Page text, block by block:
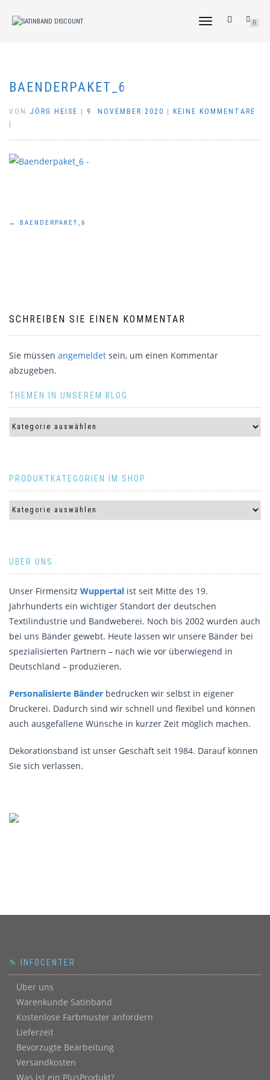
NAVIGATION
0
BAENDERPAKET_6
VON JÖRG HEISE 9. NOVEMBER 2020
KEINE KOMMENTARE
Beitragsnavigation
← BAENDERPAKET_6
SCHREIBEN SIE EINEN KOMMENTAR
Sie müssen angemeldet sein, um einen Kommentar
abzugeben.
THEMEN IN UNSEREM BLOG
PRODUKTKATEGORIEN IM SHOP
ÜBER UNS
Unser Firmensitz Wuppertal ist seit Mitte des 19.
Jahrhunderts ein wichtiger Standort der deutschen
Textilindustrie und Bandweberei. Noch bis 2002 wurden auch
bei uns Bänder gewebt. Heute lassen wir unsere Bänder bei
spezialisierten Partnern – nach wie vor überwiegend in
Deutschland – produzieren.
Personalisierte Bänder bedrucken wir selbst in eigener
Druckerei. Dadurch sind wir schnell und flexibel und können
auch ausgefallene Wünsche in kurzer Zeit möglich machen.
Dekorationsband ist unser Geschäft seit 1984. Darauf können
Sie sich verlassen.
✎ INFOCENTER
Über uns
Warenkunde Satinband
Kostenlose Farbmuster anfordern
Lieferzeit
Bevorzugte Bearbeitung
Versandkosten
Was ist ein PlusProdukt?